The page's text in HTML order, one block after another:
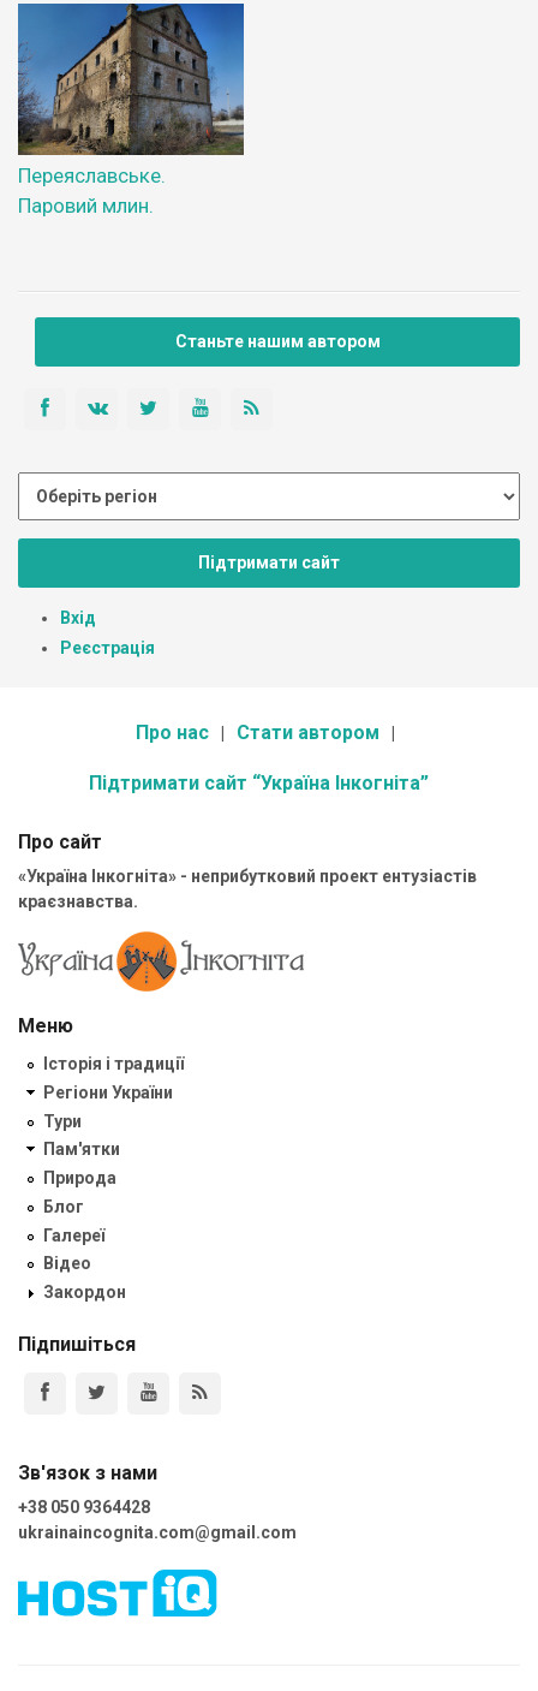
Переяславське.
Паровий млин.
Станьте нашим автором
Підтримати сайт
Вхід
Реєстрація
Про нас Стати автором
Підтримати сайт “Україна Інкогніта”
Про сайт
«Україна Інкогніта» - неприбутковий проект ентузіастів
краєзнавства.
Меню
Історія і традиції
Регіони України
Тури
Пам'ятки
Природа
Блог
Галереї
Відео
Закордон
Підпишіться
Зв'язок з нами
+38 050 9364428
ukrainaincognita.com@gmail.com